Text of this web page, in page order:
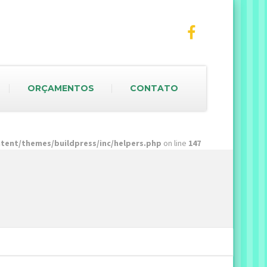
ORÇAMENTOS CONTATO
themes/buildpress/inc/helpers.php on line 147